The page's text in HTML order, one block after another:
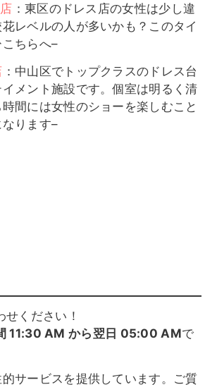
：東区のドレス店の女性は少し違
レベルの人が多いかも？このタイ
ちらへ–
：中山区でトップクラスのドレス台
メント施設です。個室は明るく清
間には女性のショーを楽しむこと
ります–
ください！
11:30 AM から翌日 05:00 AMで
サービスを提供しています。ご質